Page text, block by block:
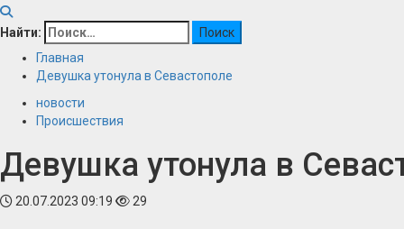
Найти:
Главная
Девушка утонула в Севастополе
новости
Происшествия
Девушка утонула в
20.07.2023 09:19 29